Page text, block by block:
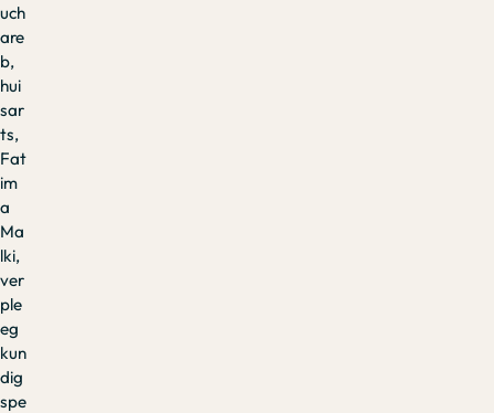
uch
are
b,
hui
sar
ts,
Fat
im
a
Ma
lki,
ver
ple
eg
kun
dig
spe